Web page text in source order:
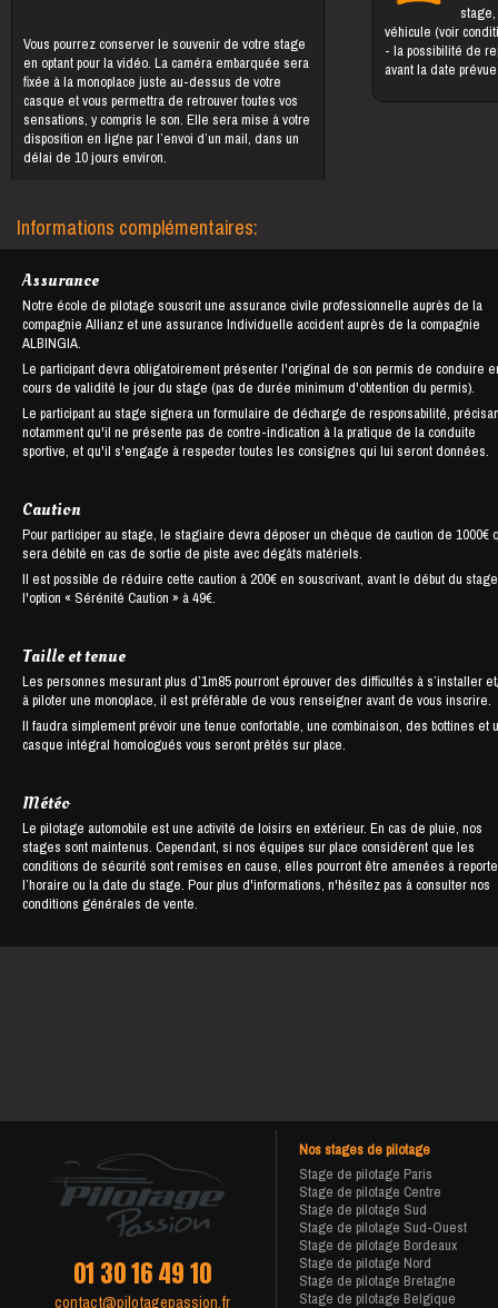
Vous pourrez conserver le souvenir de votre stage
en optant pour la vidéo. La caméra embarquée sera
fixée à la monoplace juste au-dessus de votre
casque et vous permettra de retrouver toutes vos
sensations, y compris le son. Elle sera mise à votre
disposition en ligne par l’envoi d’un mail, dans un
délai de 10 jours environ.
véhicule (voir
- la possibilité de reporter le stage jusqu'à 5 jours
avant la date
Informations complémentaires:
Assurance
Notre école de pilotage souscrit une assurance civile professionnelle auprès de la
compagnie Allianz et une assurance Individuelle accident auprès de la compagnie
ALBINGIA.
Le participant devra obligatoirement présenter l'original de son permis de conduire
cours de validité le jour du stage (pas de durée minimum d'obtention du permis).
Le participant au stage signera un formulaire de décharge de responsabilité,
notamment qu'il ne présente pas de contre-indication à la pratique de la conduite
sportive, et qu'il s'engage à respecter toutes les consignes qui lui seront données.
Caution
Pour participer au stage, le stagiaire devra déposer un chèque de caution de 1000€
sera débité en cas de sortie de piste avec dégâts matériels.
Il est possible de réduire cette caution à 200€ en souscrivant, avant le début du
l'option « Sérénité Caution » à 49€.
Taille et tenue
Les personnes mesurant plus d’1m85 pourront éprouver des difficultés à s’installer
à piloter une monoplace, il est préférable de vous renseigner avant de vous inscrire.
Il faudra simplement prévoir une tenue confortable, une combinaison, des bottines et
casque intégral homologués vous seront prêtés sur place.
Météo
Le pilotage automobile est une activité de loisirs en extérieur. En cas de pluie, nos
stages sont maintenus. Cependant, si nos équipes sur place considèrent que les
conditions de sécurité sont remises en cause, elles pourront être amenées à
l’horaire ou la date du stage. Pour plus d'informations, n'hésitez pas à consulter nos
conditions générales de vente.
01 30 16 49 10
Nos stages de pilotage
Stage de pilotage Paris
Stage de pilotage Centre
Stage de pilotage Sud
Stage de pilotage Sud-Ouest
Stage de pilotage Bordeaux
Stage de pilotage Nord
Stage de pilotage Bretagne
Stage de pilotage Belgique